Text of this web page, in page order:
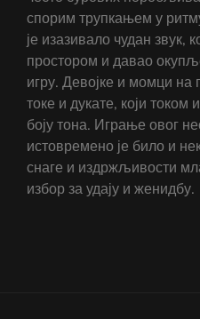
спорим трупкањем у
је изазивало чудан звук,
простором и давао
игру. Девојке и момци на
токе и дукате, који током
боју тона. Играње овог
истовремено је било и
снаге и издржљивости
избор за удају и женидбу.